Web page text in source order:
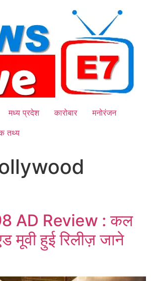
मध्य प्रदेश कारोबार
मनोरंजन
तथ्य
AD Review : कल
मूवी हुई रिलीज़ जाने